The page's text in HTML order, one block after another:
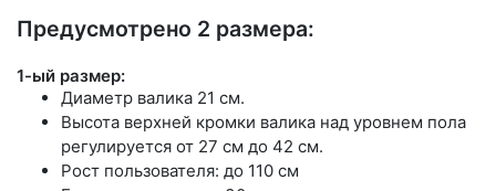
Предусмотрено 2 размера:
1-ый размер:
Диаметр валика 21 см.
Высота верхней кромки валика над уровнем пола
регулируется от 27 см до 42 см.
Рост пользователя: до 110 см